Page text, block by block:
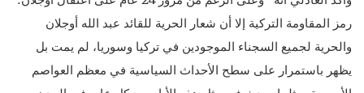
رمز المقاومة التركية إلا أن شعار الحرية للقائد عبد الله أوجلان
والحرية لجميع السجناء الموجودين في تركيا وسوريا، لم يمت بل
يظهر باستمرار على سطح الأحداث السياسية في معظم العواصم